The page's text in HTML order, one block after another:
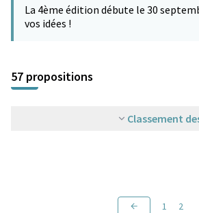
La 4ème édition débute le 30
vos idées !
57 propositions
Classement
1 2